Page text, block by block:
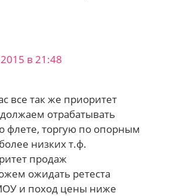
в 21:48
все так же приоритет
отрабатывать
флете, торгую по опорным
низких т.ф.
продаж
ожидать ретеста
и поход цены ниже